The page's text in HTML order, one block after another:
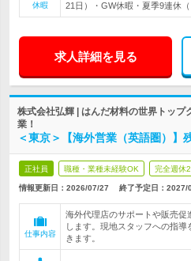
休暇
21日）・GW休暇・夏季9連休
求人詳細を見る
株式会社弘輝 | はんだ材料の世界トップ
業！
＜東京＞【海外営業（英語圏）】
正社員 職種・業種未経験OK 完全週休
情報更新日：2026/07/27 終了予定日： 2027/
仕事内容
海外代理店のサポートや販売
します。現地スタッフへの指
きます。